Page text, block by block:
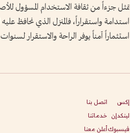
تمثل جزءاً من ثقافة الاستخدام المسؤول
استدامة واستقراراً، فالمنزل الذي نحافظ
استثماراً آمناً يوفر الراحة والاستقرار
إكس
لينكدإن
فيسبوك
اتصل بنا
خدماتنا
أعلن معنا